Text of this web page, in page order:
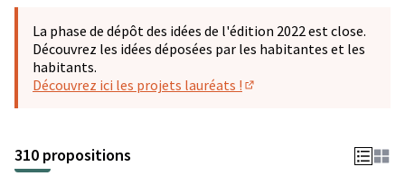
La phase de dépôt des idées de l'édition 2022 est close.
Découvrez les idées déposées par les habitantes et les
habitants.
Découvrez ici les projets lauréats !
310 propositions